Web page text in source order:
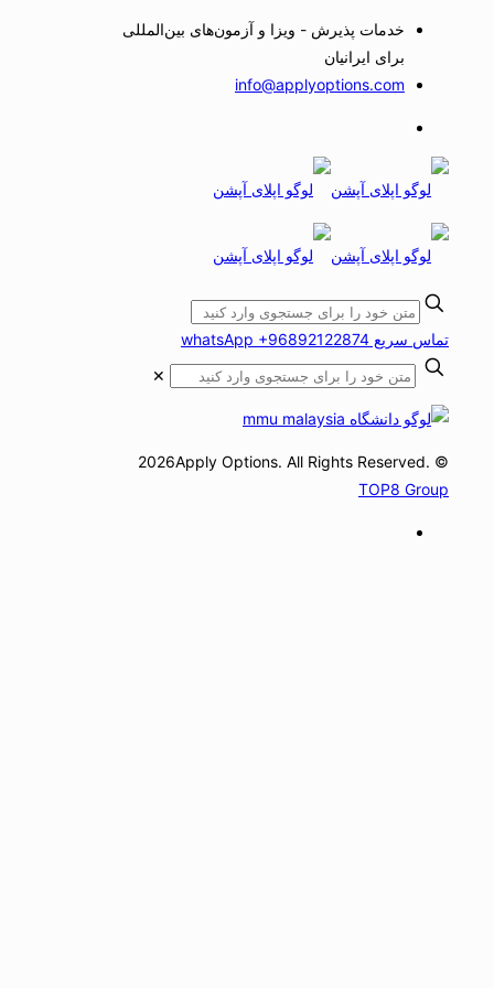
خدمات پذیرش - ویزا و آزمون‌های بین‌المللی
برای ایرانیان
info@applyoptions.com
تماس سریع whatsApp +96892122874
✕
© 2026Apply Options. All Rights Reserved.
TOP8 Group